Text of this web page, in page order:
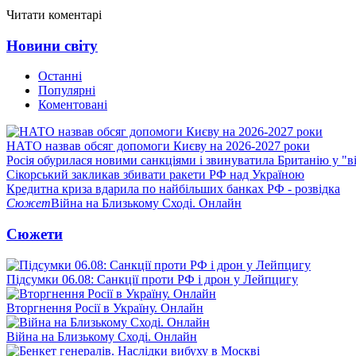
Читати коментарі
Новини світу
Останні
Популярні
Коментовані
НАТО назвав обсяг допомоги Києву на 2026-2027 роки
Росія обурилася новими санкціями і звинуватила Британію у
Сікорський закликав збивати ракети РФ над Україною
Кредитна криза вдарила по найбільших банках РФ - розвідка
СюжетВійна на Близькому Сході. Онлайн
Сюжети
Підсумки 06.08: Санкції проти РФ і дрон у Лейпцигу
Вторгнення Росії в Україну. Онлайн
Війна на Близькому Сході. Онлайн